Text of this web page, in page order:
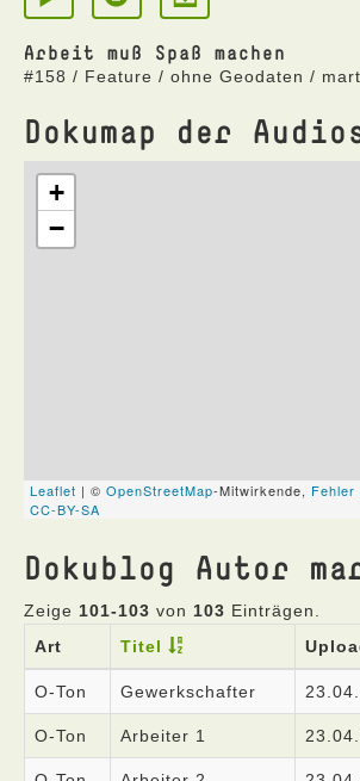
Arbeit muß Spaß machen
#158 / Feature / ohne Geodaten /
Dokumap der
Dokublog Autor
Zeige 101-103 von 103 Einträgen.
Art
Titel
O-Ton Gewerkschafter
O-Ton Arbeiter 1